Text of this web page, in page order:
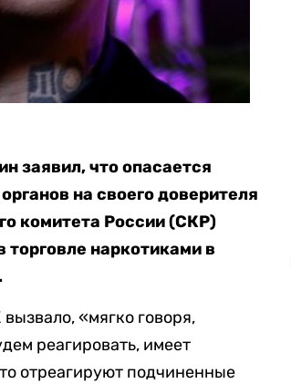
заявил, что опасается
на своего доверителя
комитета России (СКР)
наркотиками в
«мягко говоря,
реагировать, имеет
отреагируют подчиненные